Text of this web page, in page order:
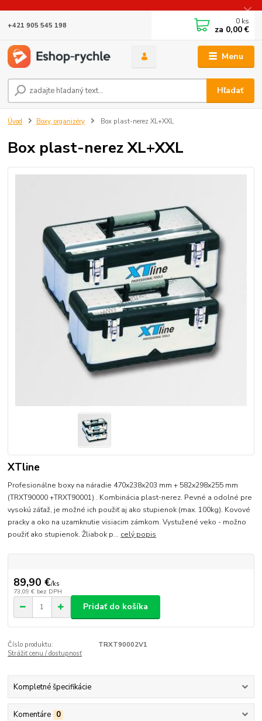
Menu
Hľadať
+421 905 545 198 0 ks
za 0,00 €
Úvod Boxy, organizéry Box plast-nerez XL+XXL
Box plast-nerez XL+XXL
XTline
Profesionálne boxy na náradie 470x238x203 mm + 582x298x255 mm
(TRXT90000 +TRXT90001) . Kombinácia plast-nerez. Pevné a odolné pre
vysokú záťaž, je možné ich použiť aj ako stupienok (max. 100kg). Kovové
pracky a oko na uzamknutie visiacim zámkom. Vystužené veko - možno
použiť ako stupienok. Žliabok p... celý popis
89,90 €/ks
73,09 € bez DPH
Pridať do košíka
Číslo produktu:
TRXT90002V1
Strážiť cenu / dostupnosť
Kompletné špecifikácie
Komentáre 0